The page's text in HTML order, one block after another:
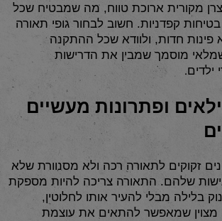
מקורית ארוכת טווח, מה שמבטיח שכל
קפדניות. חשוב לבחור גופי תאורה
פינות חדות, ולוודא שכל ההתקנה
מוסמך שמבין את הדרישות
ילדים.
ופתרונות מעשיים
זקוקים לתאורה רכה ולא מסנוורת שלא
שלהם. התאורה צריכה להיות מספקת
בלילה מבלי להעיר אותו לחלוטין,
מצוין שמאפשר להתאים את עוצמת